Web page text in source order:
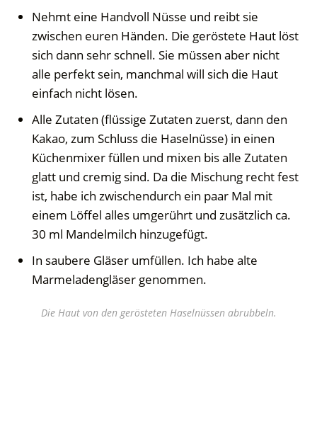
Nehmt eine Handvoll Nüsse und reibt sie
zwischen euren Händen. Die geröstete Haut löst
sich dann sehr schnell. Sie müssen aber nicht
alle perfekt sein, manchmal will sich die Haut
einfach nicht lösen.
Alle Zutaten (flüssige Zutaten zuerst, dann den
Kakao, zum Schluss die Haselnüsse) in einen
Küchenmixer füllen und mixen bis alle Zutaten
glatt und cremig sind. Da die Mischung recht fest
ist, habe ich zwischendurch ein paar Mal mit
einem Löffel alles umgerührt und zusätzlich ca.
30 ml Mandelmilch hinzugefügt.
In saubere Gläser umfüllen. Ich habe alte
Marmeladengläser genommen.
Die Haut von den gerösteten Haselnüssen abrubbeln.